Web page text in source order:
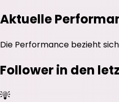
Aktuelle
Die Performance bezieht
Follower in den